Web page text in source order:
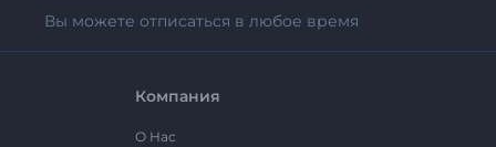
Вы можете отписаться в любое время
Компания
О Нас